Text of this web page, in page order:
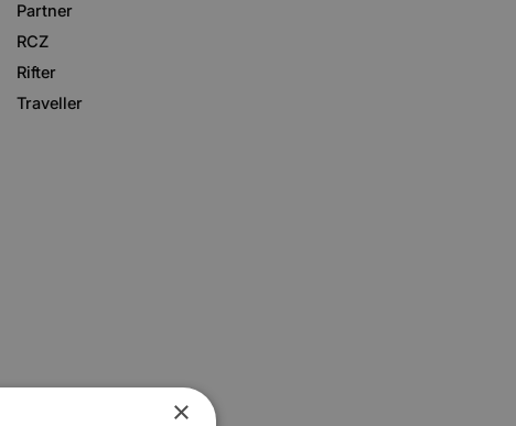
Partner
RCZ
Rifter
Traveller
×